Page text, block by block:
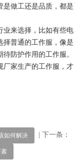
做工还是品质，都是
来选择，比如有些电
择普通的工作服，像是
防护作用的工作服。
家生产的工作服，才
如何解决 | 下一条：